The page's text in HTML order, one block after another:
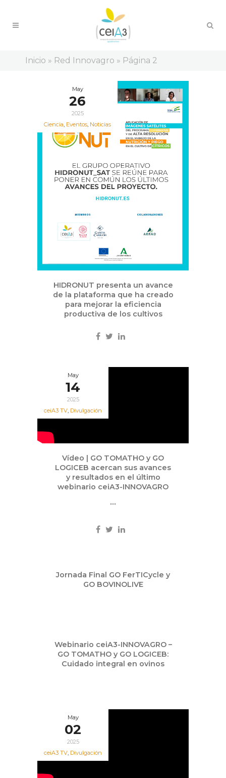
Inicio » Red Innovagro » Página 2
May
26
2025
Ciencia, Eventos, Noticias
HIDRONUT presenta un avance
de la plataforma que ha creado
para mejorar la eficiencia
productiva de los cultivos
May
14
2025
ceiA3 TV, Divulgación
Vídeo | GO TOMATHO y GO
LOGICEB acercan sus avances
y resultados en el último
webinario ceiA3-INNOVAGRO
...
07Jornada Final GO FerTICycle y
GO BOVINOLIVE
07
Webinario ceiA3-INNOVAGRO –
GO TOMATHO y GO LOGICEB:
Cuidado integral en ovinos
May
02
2025
ceiA3 TV, Divulgación